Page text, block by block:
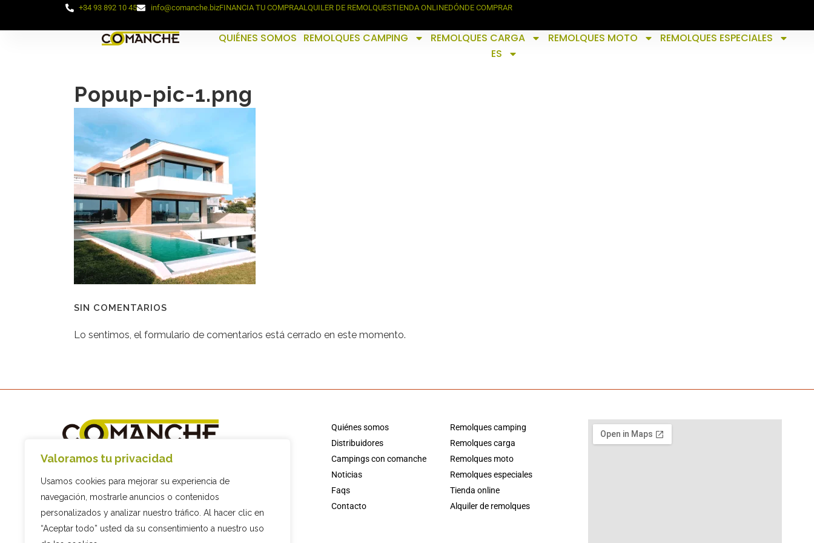
Valoramos tu privacidad
Usamos cookies para mejorar su experiencia de
navegación, mostrarle anuncios o contenidos
personalizados y analizar nuestro tráfico. Al hacer clic en
“Aceptar todo” usted da su consentimiento a nuestro uso
+34 93 892 10 45 info@comanche.bizFINANCIA TU COMPRAALQUILER DE REMOLQUESTIENDA ONLINEDÓNDE COMPRAR
QUIÉNES SOMOS REMOLQUES CAMPING REMOLQUES CARGA REMOLQUES MOTO
REMOLQUES ESPECIALES
ES
Popup-pic-1.png
SIN COMENTARIOS
Lo sentimos, el formulario de comentarios está cerrado en este momento.
+34 93 892 10 45
C/ Sis, 9, 08794 Les Cabanyes,
Barcelona
Quiénes somos
Distribuidores
Campings con comanche
Noticias
Faqs
Contacto
Remolques camping
Remolques carga
Remolques moto
Remolques especiales
Tienda online
Alquiler de remolques